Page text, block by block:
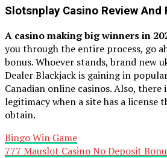
Slotsnplay Casino Review And
A casino making big winners in
you through the entire process, go
bonus. Whoever stands, brand new
Dealer Blackjack is gaining in
Canadian online casinos. Also, there
legitimacy when a site has a license
obtain.
Bingo Win Game
777 Mauslot Casino No Deposit